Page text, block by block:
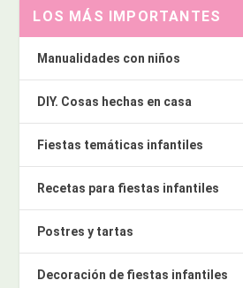
LOS MÁS IMPORTANTES
Manualidades con niños
DIY. Cosas hechas en casa
Fiestas temáticas infantiles
Recetas para fiestas infantiles
Postres y tartas
Decoración de fiestas infantiles